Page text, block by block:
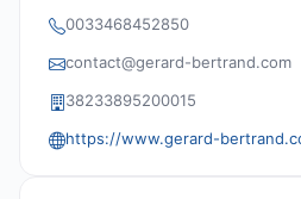
0033468452850
contact@gerard-bertrand.com
38233895200015
https://www.gerard-